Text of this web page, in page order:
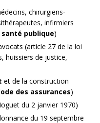
chirurgiens-
infirmiers
santé publique)
(article 27 de la loi
huissiers de justice,
et de la construction
des assurances)
du 2 janvier 1970)
du 19 septembre